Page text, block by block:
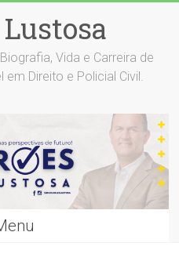
Vida e Carreira de
em Direito e Policial Civil.